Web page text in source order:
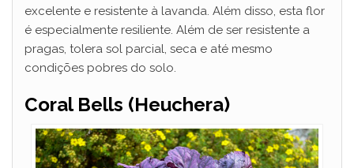
excelente e resistente à lavanda. Além disso, esta flor
é especialmente resiliente. Além de ser resistente a
pragas, tolera sol parcial, seca e até mesmo
condições pobres do solo.
Coral Bells (Heuchera)